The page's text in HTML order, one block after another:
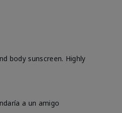
body sunscreen. Highly
a un amigo